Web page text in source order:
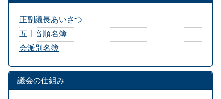
正副議長あいさつ
五十音順名簿
会派別名簿
議会の仕組み